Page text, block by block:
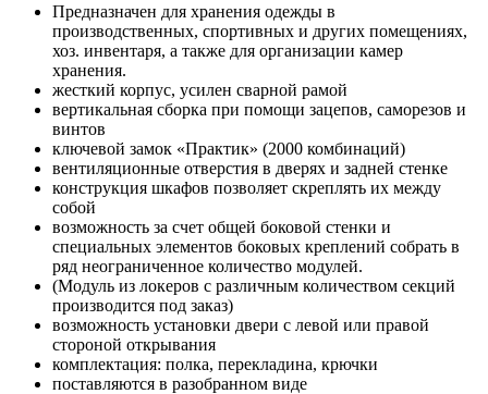
Предназначен для хранения одежды в
производственных, спортивных и других помещениях,
хоз. инвентаря, а также для организации камер
хранения.
жесткий корпус, усилен сварной рамой
вертикальная сборка при помощи зацепов, саморезов и
винтов
ключевой замок «Практик» (2000 комбинаций)
вентиляционные отверстия в дверях и задней стенке
конструкция шкафов позволяет скреплять их между
собой
возможность за счет общей боковой стенки и
специальных элементов боковых креплений собрать в
ряд неограниченное количество модулей.
(Модуль из локеров с различным количеством секций
производится под заказ)
возможность установки двери с левой или правой
стороной открывания
комплектация: полка, перекладина, крючки
поставляются в разобранном виде